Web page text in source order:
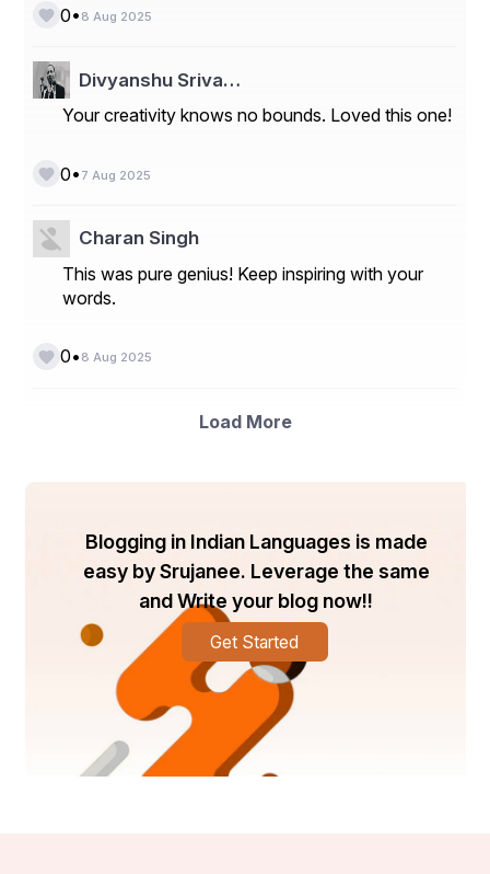
0• 8 Aug 2025
Divyanshu Sriva…
Your creativity knows no bounds. Loved this one!
0• 7 Aug 2025
Charan Singh
This was pure genius! Keep inspiring with your
words.
0• 8 Aug 2025
Load More
Blogging in Indian Languages is made
easy by Srujanee. Leverage the same
and Write your blog now!!
Get Started